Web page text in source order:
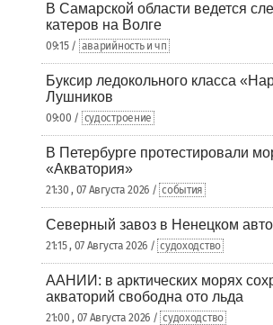
В Самарской области ведется
катеров на Волге
09:15 / аварийность и чп
Буксир ледокольного класса
Лушников
09:00 / судостроение
В Петербурге протестировали
«Акватория»
21:30 , 07 Августа 2026 / события
Северный завоз в Ненецком
21:15 , 07 Августа 2026 / судоходство
ААНИИ: в арктических морях
акваторий свободна ото льда
21:00 , 07 Августа 2026 / судоходство